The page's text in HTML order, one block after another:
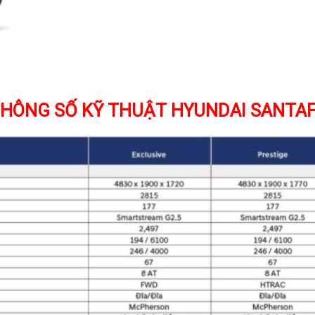
SỐ KỸ THUẬT HYUNDAI